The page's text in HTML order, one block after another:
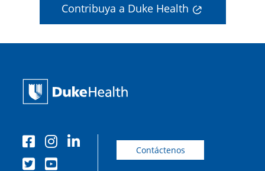
Contribuya a Duke Health
Contáctenos